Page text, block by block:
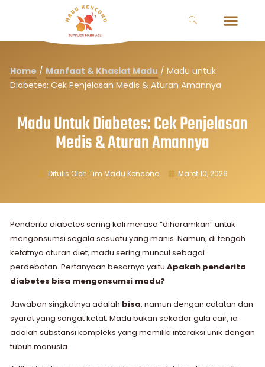
Home / Manfaat & Khasiat Madu / Madu untuk
Diabetes: Cek Penjelasan Medis & Aturan Amannya
Madu Untuk Diabetes: Cek Penjelasan
Medis & Aturan Amannya
Ditulis Oleh Tim Madu Kencono Maret 10, 2026
Penderita diabetes sering kali merasa “diharamkan” untuk
mengonsumsi segala sesuatu yang manis. Namun, di tengah
ketatnya aturan diet, madu sering muncul sebagai
perdebatan. Pertanyaan besarnya yaitu Apakah penderita
diabetes bisa mengonsumsi madu?
Jawaban singkatnya adalah bisa, namun dengan catatan dan
syarat yang sangat ketat. Madu bukan sekadar gula cair, ia
adalah substansi kompleks yang memiliki interaksi unik dengan
tubuh manusia.